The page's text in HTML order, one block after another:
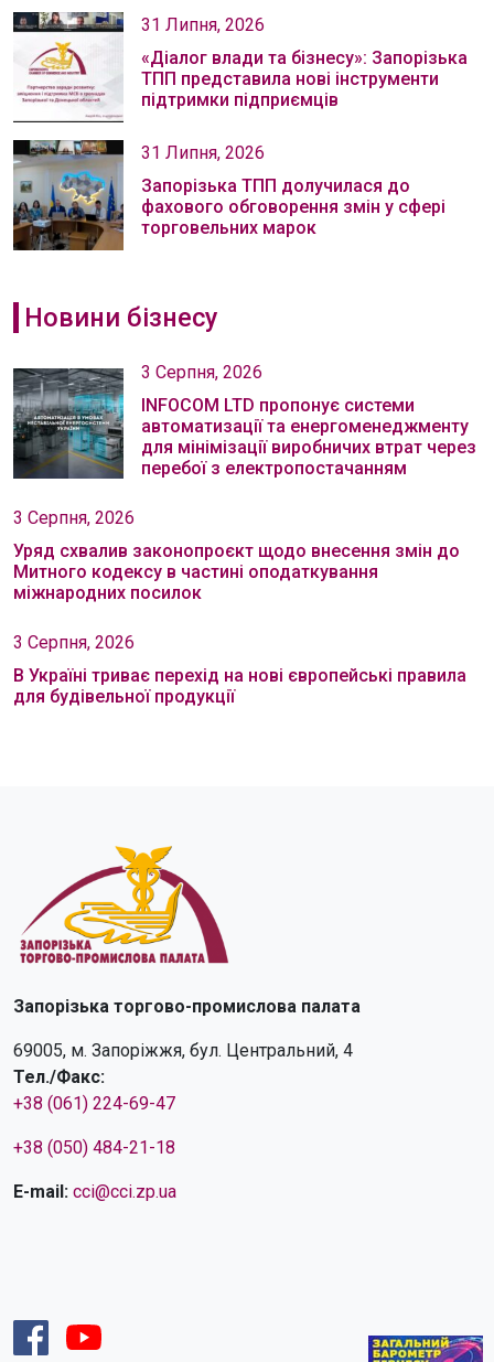
31 Липня, 2026
«Діалог влади та бізнесу»: Запорізька
ТПП представила нові інструменти
підтримки підприємців
31 Липня, 2026
Запорізька ТПП долучилася до
фахового обговорення змін у сфері
торговельних марок
Новини бізнесу
3 Серпня, 2026
INFOCOM LTD пропонує системи
автоматизації та енергоменеджменту
для мінімізації виробничих втрат через
перебої з електропостачанням
3 Серпня, 2026
Уряд схвалив законопроєкт щодо внесення змін до
Митного кодексу в частині оподаткування
міжнародних посилок
3 Серпня, 2026
В Україні триває перехід на нові європейські правила
для будівельної продукції
Запорізька торгово-промислова палата
69005, м. Запоріжжя, бул. Центральний, 4
Тел./Факс:
+38 (061) 224-69-47
+38 (050) 484-21-18
E-mail: cci@cci.zp.ua